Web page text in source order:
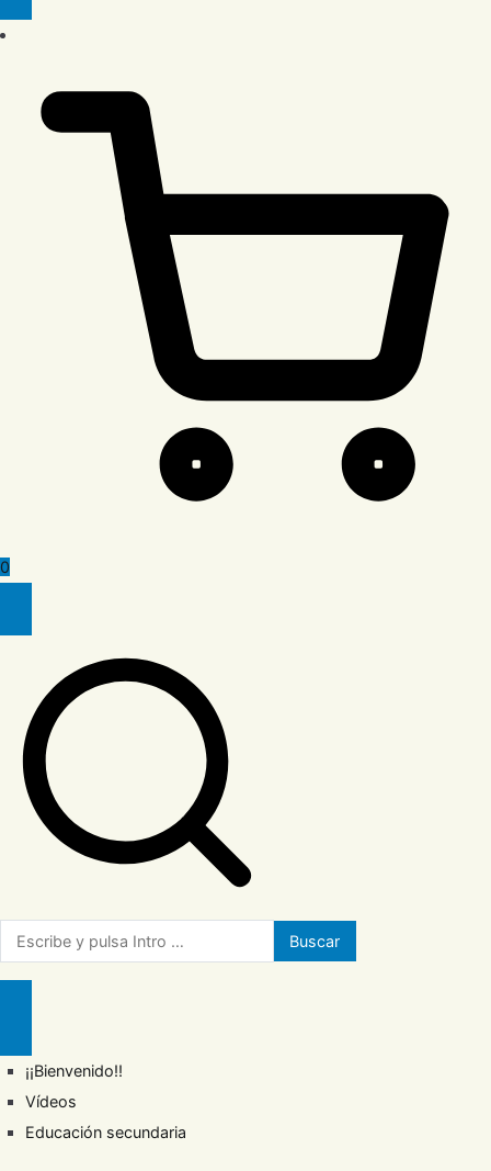
0
Buscar:
¡¡Bienvenido!!
Vídeos
Educación secundaria